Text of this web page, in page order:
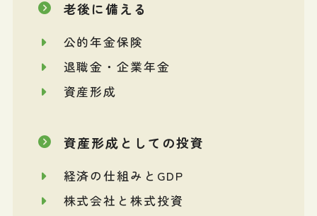
老後に備える
公的年金保険
退職金・企業年金
資産形成
資産形成としての投資
経済の仕組みとGDP
株式会社と株式投資